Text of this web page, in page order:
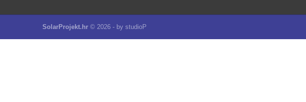
SolarProjekt.hr © 2026 - by studioP